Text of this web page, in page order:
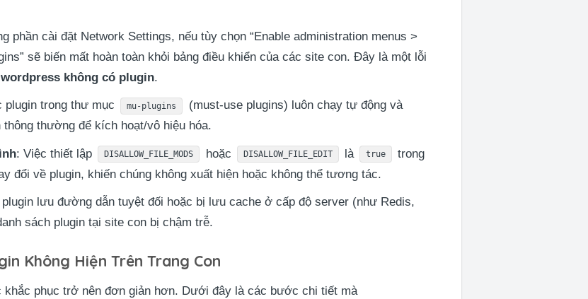
phần cài đặt Network Settings, nếu tùy chọn “Enable administration menus >
sẽ biến mất hoàn toàn khỏi bảng điều khiển của các site con. Đây là một lỗi
wordpress không có plugin.
plugin trong thư mục mu-plugins
(must-use plugins) luôn chạy tự động và
thường để kích hoạt/vô hiệu hóa.
: Việc thiết lập DISALLOW_FILE_MODS hoặc DISALLOW_FILE_EDIT là true
trong
đổi về plugin, khiến chúng không xuất hiện hoặc không thể tương tác.
lưu đường dẫn tuyệt đối hoặc bị lưu cache ở cấp độ server (như Redis,
sách plugin tại site con bị chậm trễ.
Không Hiện Trên Trang Con
khắc phục trở nên đơn giản hơn. Dưới đây là các bước chi tiết mà